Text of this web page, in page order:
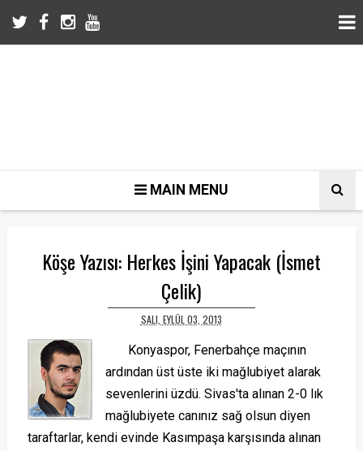
MAIN MENU
Köşe Yazısı: Herkes İşini Yapacak (İsmet
Çelik)
SALI, EYLÜL 03, 2013
Konyaspor, Fenerbahçe maçının
ardından üst üste iki mağlubiyet alarak
sevenlerini üzdü. Sivas'ta alınan 2-0 lık
mağlubiyete canınız sağ olsun diyen
taraftarlar, kendi evinde Kasımpaşa karşısında alınan